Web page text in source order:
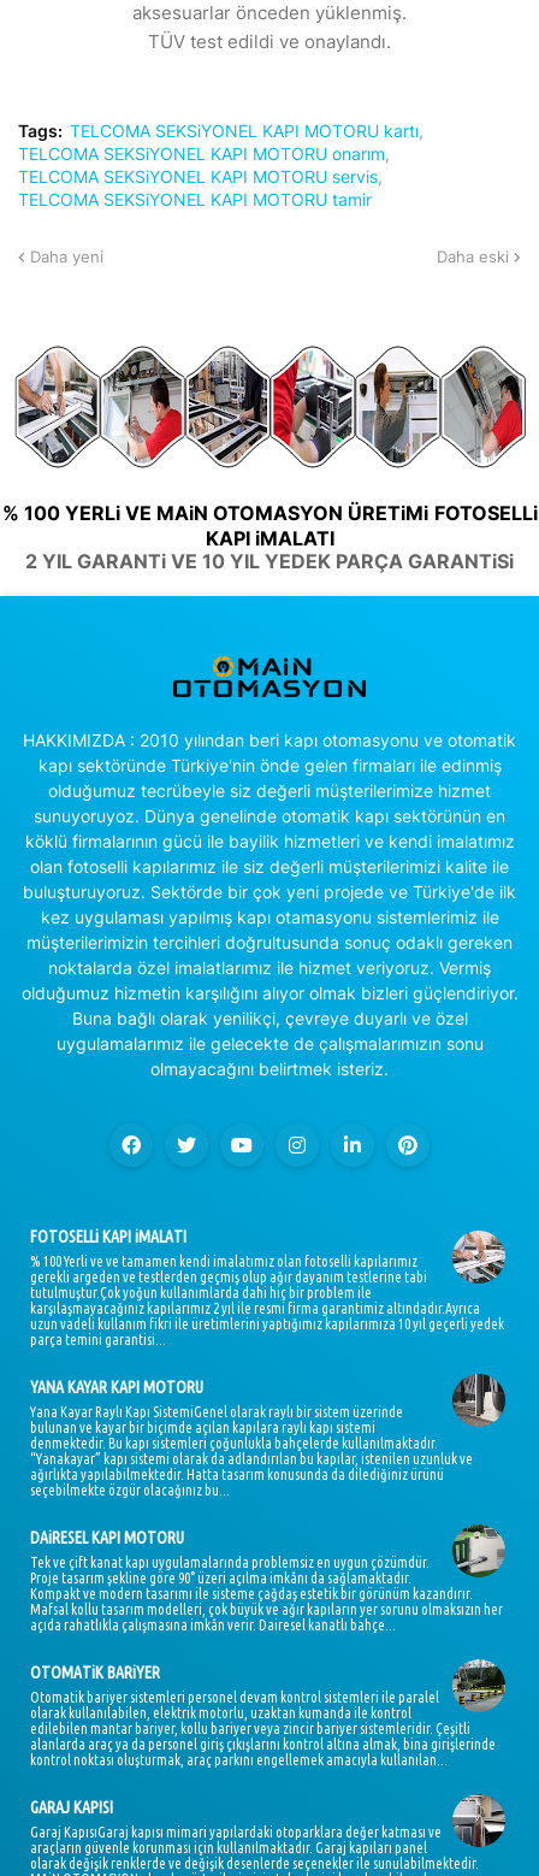
aksesuarlar önceden yüklenmiş.
TÜV test edildi ve onaylandı.
Tags: TELCOMA SEKSiYONEL KAPI MOTORU kartı
TELCOMA SEKSiYONEL KAPI MOTORU onarım
TELCOMA SEKSiYONEL KAPI MOTORU servis
TELCOMA SEKSiYONEL KAPI MOTORU tamir
Daha yeni Daha eski
% 100 YERLi VE MAiN OTOMASYON ÜRETiMi FOTOSELLi
KAPI iMALATI
2 YIL GARANTi VE 10 YIL YEDEK PARÇA GARANTiSi
HAKKIMIZDA : 2010 yılından beri kapı otomasyonu ve otomatik
kapı sektöründe Türkiye'nin önde gelen firmaları ile edinmiş
olduğumuz tecrübeyle siz değerli müşterilerimize hizmet
sunuyoruyoz. Dünya genelinde otomatik kapı sektörünün en
köklü firmalarının gücü ile bayilik hizmetleri ve kendi imalatımız
olan fotoselli kapılarımız ile siz değerli müşterilerimizi kalite ile
buluşturuyoruz. Sektörde bir çok yeni projede ve Türkiye'de ilk
kez uygulaması yapılmış kapı otamasyonu sistemlerimiz ile
müşterilerimizin tercihleri doğrultusunda sonuç odaklı gereken
noktalarda özel imalatlarımız ile hizmet veriyoruz. Vermiş
olduğumuz hizmetin karşılığını alıyor olmak bizleri güçlendiriyor.
Buna bağlı olarak yenilikçi, çevreye duyarlı ve özel
uygulamalarımız ile gelecekte de çalışmalarımızın sonu
olmayacağını belirtmek isteriz.
FOTOSELLi KAPI iMALATI
% 100 Yerli ve ve tamamen kendi imalatımız olan fotoselli kapılarımız
gerekli argeden ve testlerden geçmiş olup ağır dayanım testlerine tabi
tutulmuştur.Çok yoğun kullanımlarda dahi hiç bir problem ile
karşılaşmayacağınız kapılarımız 2 yıl ile resmi firma garantimiz altındadır.Ayrıca
uzun vadeli kullanım fikri ile üretimlerini yaptığımız kapılarımıza 10 yıl geçerli yedek
parça temini garantisi...
YANA KAYAR KAPI MOTORU
Yana Kayar Raylı Kapı SistemiGenel olarak raylı bir sistem üzerinde
bulunan ve kayar bir biçimde açılan kapılara raylı kapı sistemi
denmektedir. Bu kapı sistemleri çoğunlukla bahçelerde kullanılmaktadır.
“Yanakayar” kapı sistemi olarak da adlandırılan bu kapılar, istenilen uzunluk ve
ağırlıkta yapılabilmektedir. Hatta tasarım konusunda da dilediğiniz ürünü
seçebilmekte özgür olacağınız bu...
DAiRESEL KAPI MOTORU
Tek ve çift kanat kapı uygulamalarında problemsiz en uygun çözümdür.
Proje tasarım şekline göre 90° üzeri açılma imkânı da sağlamaktadır.
Kompakt ve modern tasarımı ile sisteme çağdaş estetik bir görünüm kazandırır.
Mafsal kollu tasarım modelleri, çok büyük ve ağır kapıların yer sorunu olmaksızın her
açıda rahatlıkla çalışmasına imkân verir. Dairesel kanatlı bahçe...
OTOMATiK BARiYER
Otomatik bariyer sistemleri personel devam kontrol sistemleri ile paralel
olarak kullanılabilen, elektrik motorlu, uzaktan kumanda ile kontrol
edilebilen mantar bariyer, kollu bariyer veya zincir bariyer sistemleridir. Çeşitli
alanlarda araç ya da personel giriş çıkışlarını kontrol altına almak, bina girişlerinde
kontrol noktası oluşturmak, araç parkını engellemek amacıyla kullanılan...
GARAJ KAPISI
Garaj KapısıGaraj kapısı mimari yapılardaki otoparklara değer katması ve
araçların güvenle korunması için kullanılmaktadır. Garaj kapıları panel
olarak değişik renklerde ve değişik desenlerde seçenekler ile sunulabilmektedir.